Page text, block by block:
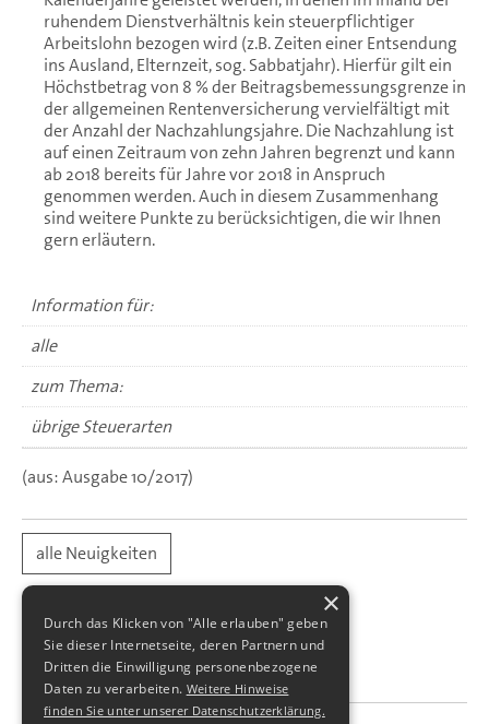
ruhendem Dienstverhältnis kein steuerpflichtiger
Arbeitslohn bezogen wird (z.B. Zeiten einer Entsendung
ins Ausland, Elternzeit, sog. Sabbatjahr). Hierfür gilt ein
Höchstbetrag von 8 % der Beitragsbemessungsgrenze in
der allgemeinen Rentenversicherung vervielfältigt mit
der Anzahl der Nachzahlungsjahre. Die Nachzahlung ist
auf einen Zeitraum von zehn Jahren begrenzt und kann
ab 2018 bereits für Jahre vor 2018 in Anspruch
genommen werden. Auch in diesem Zusammenhang
sind weitere Punkte zu berücksichtigen, die wir Ihnen
gern erläutern.
Information für:
alle
zum Thema:
übrige Steuerarten
(aus: Ausgabe 10/2017)
alle Neuigkeiten
×
Durch das Klicken von "Alle erlauben" geben
Sie dieser Internetseite, deren Partnern und
Dritten die Einwilligung personenbezogene
Daten zu verarbeiten. Weitere Hinweise
finden Sie unter unserer Datenschutzerklärung.